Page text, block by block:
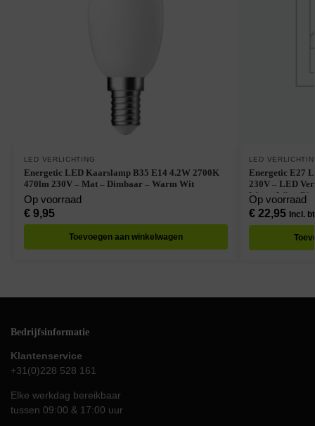
LED VERLICHTING
Energetic LED Kaarslamp B35 E14 4.2W 2700K
470lm 230V – Mat – Dimbaar – Warm Wit
Op voorraad
€9,95
Toevoegen aan winkelwagen
LED
Energetic E27
230V – LED
Warm Wit –
Op voorraad
€22,95 Incl.
Bedrijfsinformatie
Klantenservice
+31(0)228 528 161
Elke werkdag bereikbaar
tussen 09:00 & 17:00 uur